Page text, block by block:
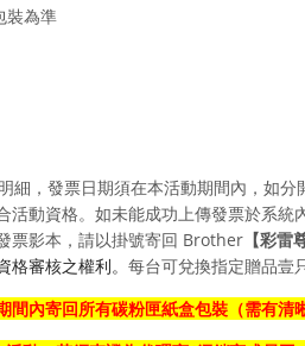
裝為準
細，發票日期須在本活動期間內 ，如
活動資格。如未能成功上傳發票於系
票影本， 請以掛號寄回 Brother 【彩雷
審核之權利。 每台可兌換指定贈品壹只
間內寄回所有碳粉匣紙盒包裝（需有清